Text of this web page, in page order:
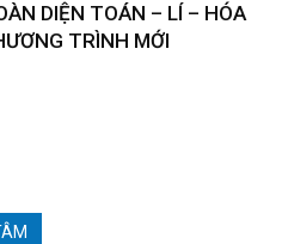
DIỆN TOÁN – LÍ – HÓA
TRÌNH MỚI